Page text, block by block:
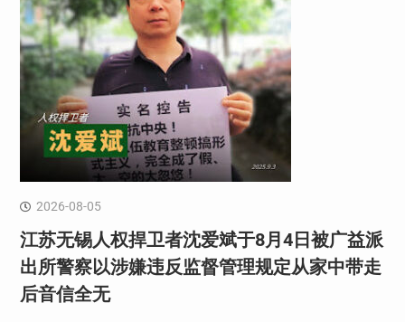
2026-08-05
江苏无锡人权捍卫者沈爱斌于8月4日被广益派
出所警察以涉嫌违反监督管理规定从家中带走
后音信全无